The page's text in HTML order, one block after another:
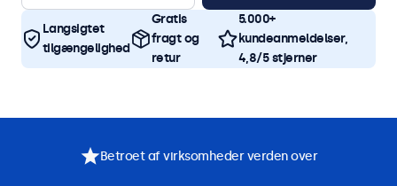
Langsigtet
tilgængelighed
Gratis
fragt og
retur
5.000+
kundeanmeldelser,
4,8/5 stjerner
Betroet af virksomheder verden over